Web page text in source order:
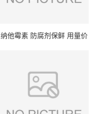
纳他霉素 防腐剂保鲜 用量价